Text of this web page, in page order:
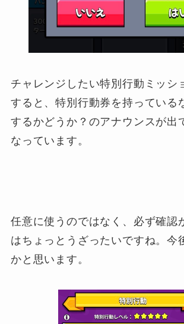
チャレンジしたい特別行動ミッシ
すると、特別行動券を持っている
するかどうか？のアナウンスが出
なっています。
任意に使うのではなく、必ず確認
はちょっとうざったいですね。今
かと思います。